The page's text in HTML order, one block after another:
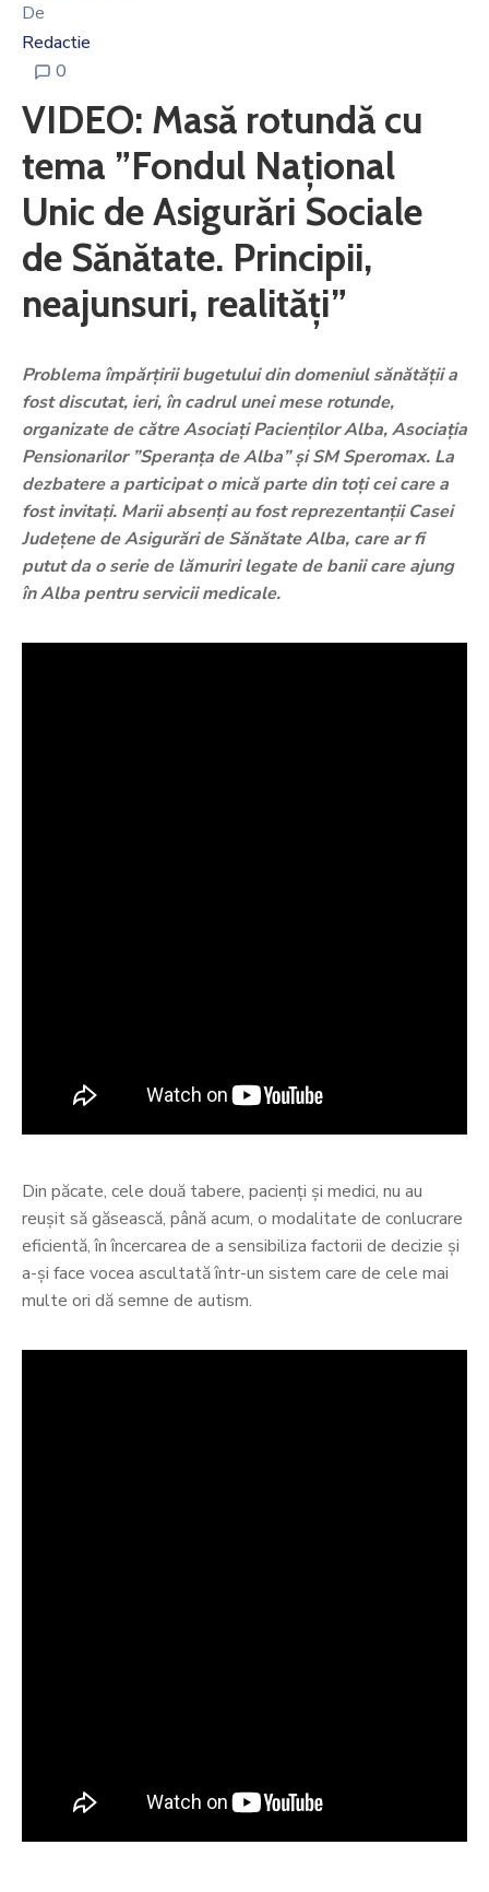
De
Redactie
0
VIDEO: Masă rotundă cu
tema ”Fondul Național
Unic de Asigurări Sociale
de Sănătate. Principii,
neajunsuri, realități”
Problema împărțirii bugetului din domeniul sănătății a
fost discutat, ieri, în cadrul unei mese rotunde,
organizate de către Asociați Pacienților Alba, Asociația
Pensionarilor ”Speranța de Alba” și SM Speromax. La
dezbatere a participat o mică parte din toți cei care a
fost invitați. Marii absenți au fost reprezentanții Casei
Județene de Asigurări de Sănătate Alba, care ar fi
putut da o serie de lămuriri legate de banii care ajung
în Alba pentru servicii medicale.
Din păcate, cele două tabere, pacienți și medici, nu au
reușit să găsească, până acum, o modalitate de conlucrare
eficientă, în încercarea de a sensibiliza factorii de decizie și
a-și face vocea ascultată într-un sistem care de cele mai
multe ori dă semne de autism.